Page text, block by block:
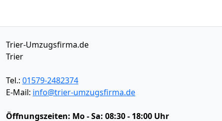
Trier-Umzugsfirma.de
Trier
Tel.: 01579-2482374
E-Mail: info@trier-umzugsfirma.de
Öffnungszeiten: Mo - Sa: 08:30 - 18:00 Uhr